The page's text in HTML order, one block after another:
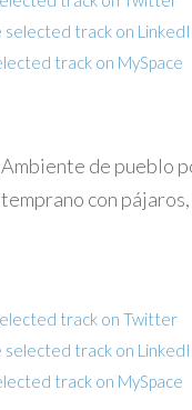
Ambiente de pueblo
temprano con